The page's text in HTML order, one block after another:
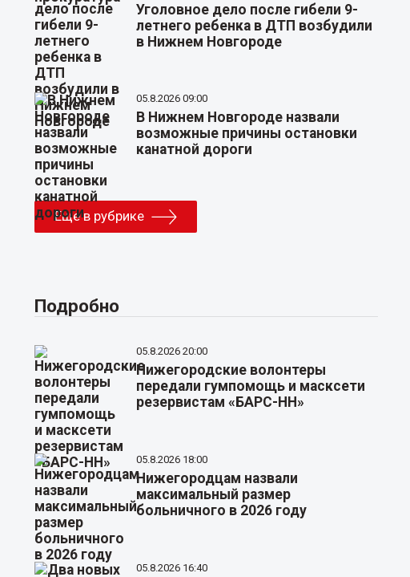
Уголовное дело после гибели 9-
летнего ребенка в ДТП возбудили
в Нижнем Новгороде
05.8.2026 09:00
В Нижнем Новгороде назвали
возможные причины остановки
канатной дороги
Еще в рубрике
Подробно
05.8.2026 20:00
Нижегородские волонтеры
передали гумпомощь и масксети
резервистам «БАРС-НН»
05.8.2026 18:00
Нижегородцам назвали
максимальный размер
больничного в 2026 году
05.8.2026 16:40